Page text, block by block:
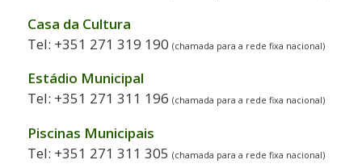
Casa da Cultura
Tel: +351 271 319 190 (chamada para a rede fixa nacional)
Estádio Municipal
Tel: +351 271 311 196 (chamada para a rede fixa nacional)
Piscinas Municipais
Tel: +351 271 311 305 (chamada para a rede fixa nacional)